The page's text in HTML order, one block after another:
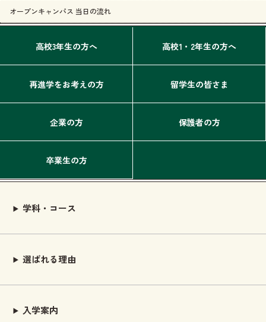
オープンキャンパス 当日の流れ
高校3年生の方へ 高校1・2年生の方へ
再進学をお考えの方 留学生の皆さま
企業の方 保護者の方
卒業生の方
学科・コース
選ばれる理由
入学案内